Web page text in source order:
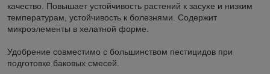
качество. Повышает устойчивость растений к засухе и низким
температурам, устойчивость к болезнями. Содержит
микроэлементы в хелатной форме.
Удобрение совместимо с большинством пестицидов при
подготовке баковых смесей.